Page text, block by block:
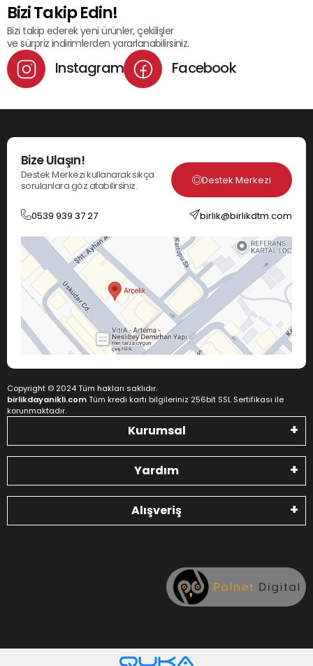
Bizi Takip Edin!
Bizi takip ederek yeni ürünler, çekilişler
ve sürpriz indirimlerden yararlanabilirsiniz.
Instagram Facebook
Bize Ulaşın!
Destek Merkezi kullanarak sıkça
sorulanlara göz atabilirsiniz.
Destek Merkezi
0539 939 37 27 birlik@birlikdtm.com
Copyright © 2024 Tüm hakları saklıdır.
birlikdayanikli.comTüm kredi kartı bilgileriniz 256bit SSL Sertifikası ile
korunmaktadır.
Kurumsal
Yardım
Alışveriş